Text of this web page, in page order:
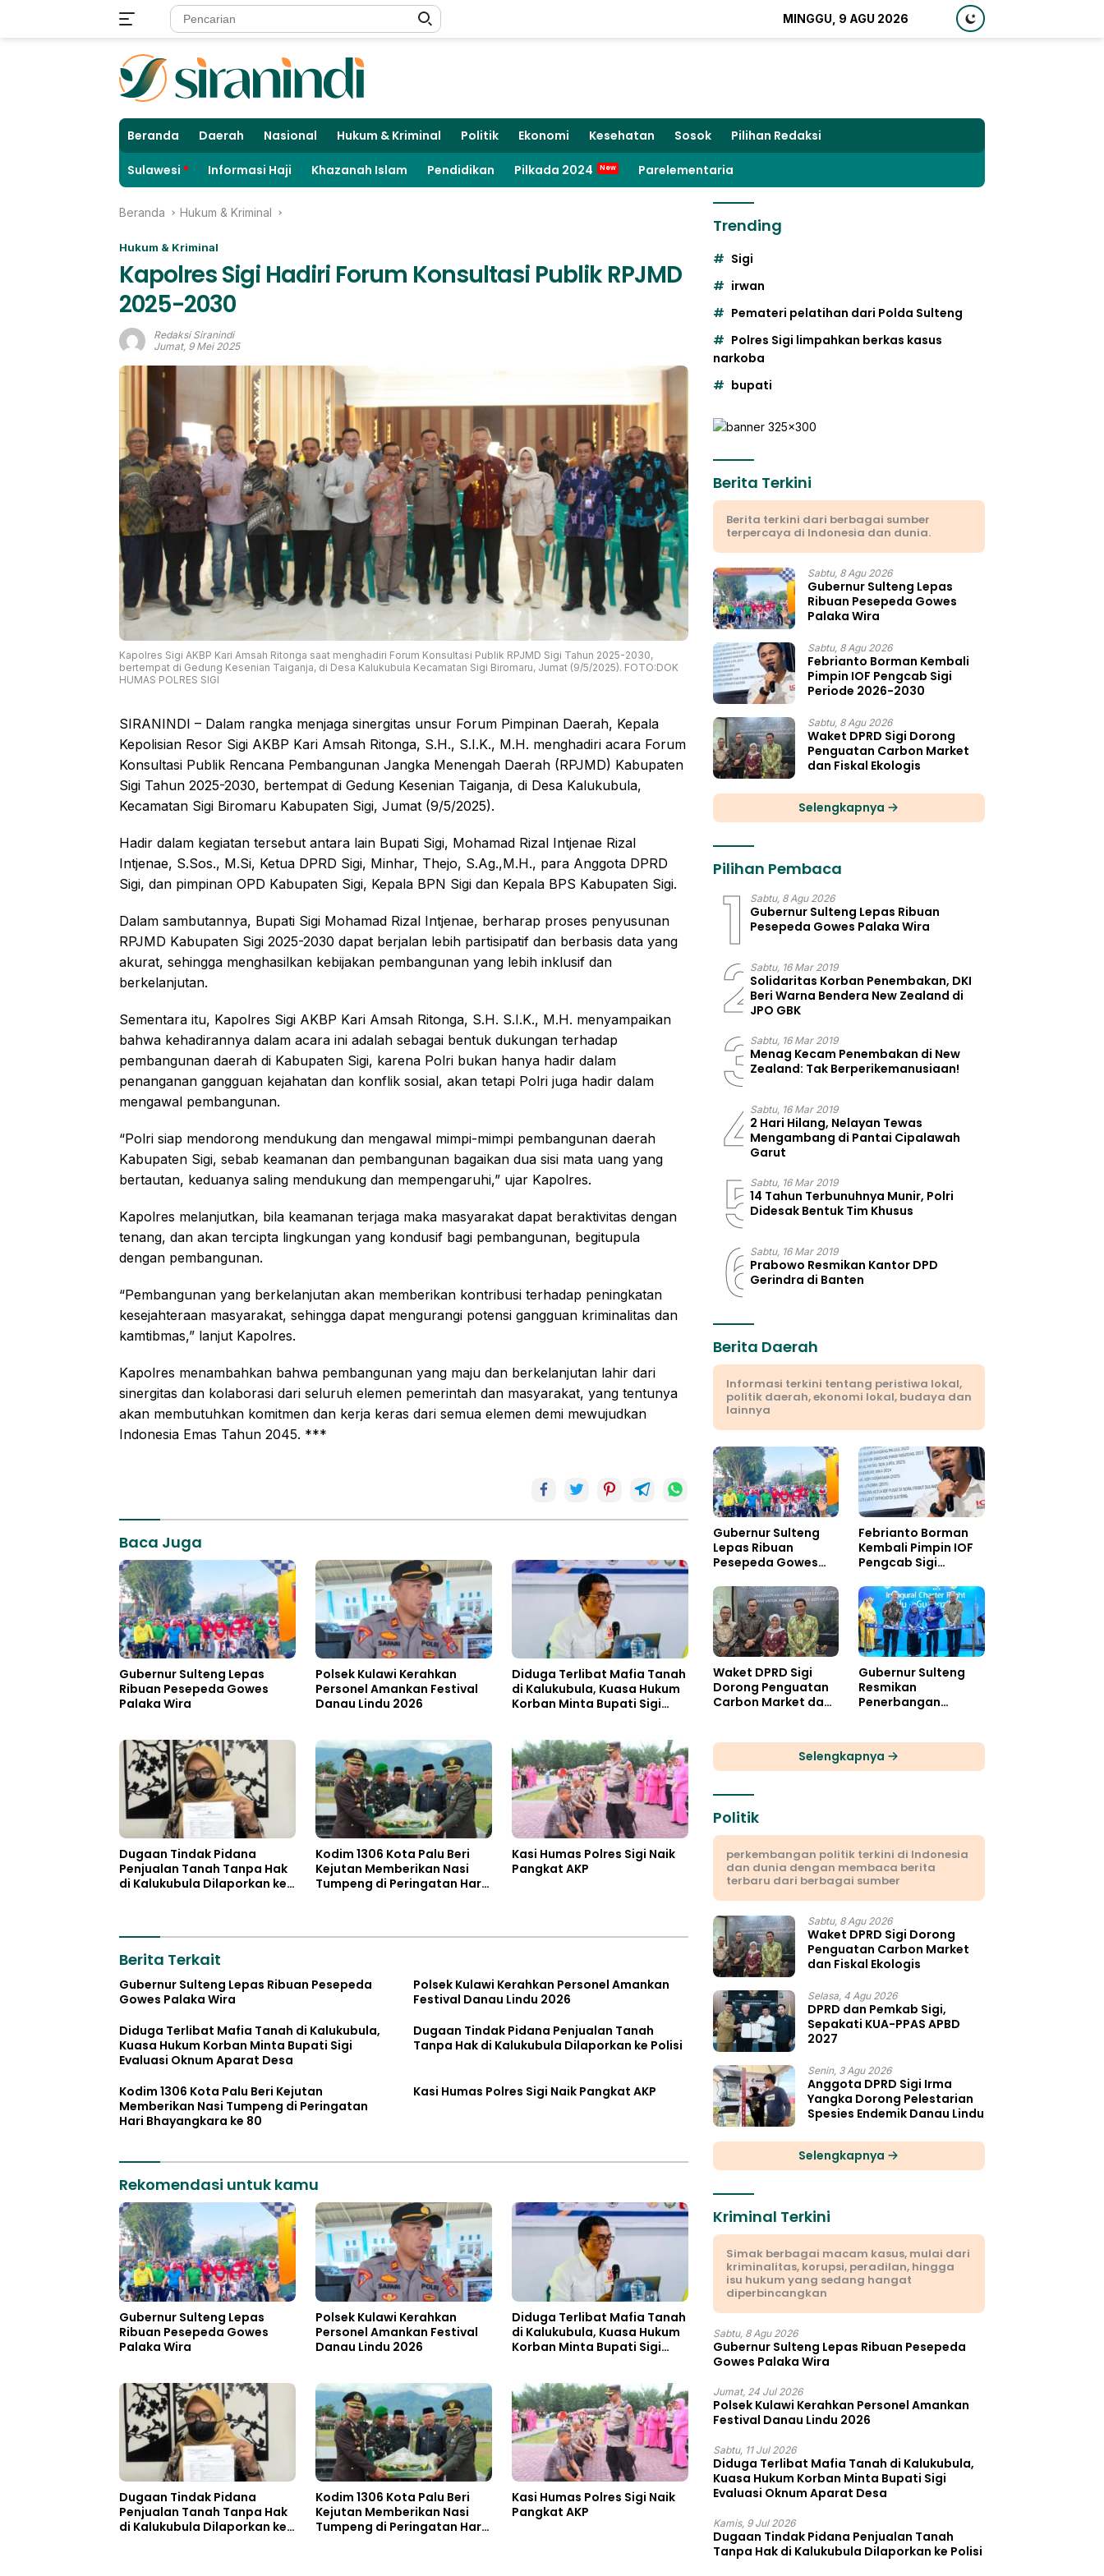
MINGGU, 9 AGU 2026
Beranda Daerah Nasional Hukum & Kriminal Politik Ekonomi Kesehatan Sosok Pilihan Redaksi
Sulawesi Informasi Haji Khazanah Islam Pendidikan Pilkada 2024 Parelementaria
Beranda Hukum & Kriminal
Hukum & Kriminal
Kapolres Sigi Hadiri Forum Konsultasi Publik RPJMD
2025-2030
Redaksi Siranindi
Jumat, 9 Mei 2025
Kapolres Sigi AKBP Kari Amsah Ritonga saat menghadiri Forum Konsultasi Publik RPJMD Sigi Tahun 2025-2030,
bertempat di Gedung Kesenian Taiganja, di Desa Kalukubula Kecamatan Sigi Biromaru, Jumat (9/5/2025). FOTO:DOK
HUMAS POLRES SIGI
SIRANINDI – Dalam rangka menjaga sinergitas unsur Forum Pimpinan Daerah, Kepala
Kepolisian Resor Sigi AKBP Kari Amsah Ritonga, S.H., S.I.K., M.H. menghadiri acara Forum
Konsultasi Publik Rencana Pembangunan Jangka Menengah Daerah (RPJMD) Kabupaten
Sigi Tahun 2025-2030, bertempat di Gedung Kesenian Taiganja, di Desa Kalukubula,
Kecamatan Sigi Biromaru Kabupaten Sigi, Jumat (9/5/2025).
Hadir dalam kegiatan tersebut antara lain Bupati Sigi, Mohamad Rizal Intjenae Rizal
Intjenae, S.Sos., M.Si, Ketua DPRD Sigi, Minhar, Thejo, S.Ag.,M.H., para Anggota DPRD
Sigi, dan pimpinan OPD Kabupaten Sigi, Kepala BPN Sigi dan Kepala BPS Kabupaten Sigi.
Dalam sambutannya, Bupati Sigi Mohamad Rizal Intjenae, berharap proses penyusunan
RPJMD Kabupaten Sigi 2025-2030 dapat berjalan lebih partisipatif dan berbasis data yang
akurat, sehingga menghasilkan kebijakan pembangunan yang lebih inklusif dan
berkelanjutan.
Sementara itu, Kapolres Sigi AKBP Kari Amsah Ritonga, S.H. S.I.K., M.H. menyampaikan
bahwa kehadirannya dalam acara ini adalah sebagai bentuk dukungan terhadap
pembangunan daerah di Kabupaten Sigi, karena Polri bukan hanya hadir dalam
penanganan gangguan kejahatan dan konflik sosial, akan tetapi Polri juga hadir dalam
mengawal pembangunan.
“Polri siap mendorong mendukung dan mengawal mimpi-mimpi pembangunan daerah
Kabupaten Sigi, sebab keamanan dan pembangunan bagaikan dua sisi mata uang yang
bertautan, keduanya saling mendukung dan mempengaruhi,” ujar Kapolres.
Kapolres melanjutkan, bila keamanan terjaga maka masyarakat dapat beraktivitas dengan
tenang, dan akan tercipta lingkungan yang kondusif bagi pembangunan, begitupula
dengan pembangunan.
“Pembangunan yang berkelanjutan akan memberikan kontribusi terhadap peningkatan
kesejahteraan masyarakat, sehingga dapat mengurangi potensi gangguan kriminalitas dan
kamtibmas,” lanjut Kapolres.
Kapolres menambahkan bahwa pembangunan yang maju dan berkelanjutan lahir dari
sinergitas dan kolaborasi dari seluruh elemen pemerintah dan masyarakat, yang tentunya
akan membutuhkan komitmen dan kerja keras dari semua elemen demi mewujudkan
Indonesia Emas Tahun 2045. ***
Baca Juga
Gubernur Sulteng Lepas
Ribuan Pesepeda Gowes
Palaka Wira
Polsek Kulawi Kerahkan
Personel Amankan Festival
Danau Lindu 2026
Diduga Terlibat Mafia Tanah
di Kalukubula, Kuasa Hukum
Korban Minta Bupati Sigi
Dugaan Tindak Pidana
Penjualan Tanah Tanpa Hak
di Kalukubula Dilaporkan ke
Kodim 1306 Kota Palu Beri
Kejutan Memberikan Nasi
Tumpeng di Peringatan Hari
Kasi Humas Polres Sigi Naik
Pangkat AKP
Berita Terkait
Gubernur Sulteng Lepas Ribuan Pesepeda
Gowes Palaka Wira
Polsek Kulawi Kerahkan Personel Amankan
Festival Danau Lindu 2026
Diduga Terlibat Mafia Tanah di Kalukubula,
Kuasa Hukum Korban Minta Bupati Sigi
Evaluasi Oknum Aparat Desa
Dugaan Tindak Pidana Penjualan Tanah
Tanpa Hak di Kalukubula Dilaporkan ke Polisi
Kodim 1306 Kota Palu Beri Kejutan
Memberikan Nasi Tumpeng di Peringatan
Hari Bhayangkara ke 80
Kasi Humas Polres Sigi Naik Pangkat AKP
Rekomendasi untuk kamu
Gubernur Sulteng Lepas
Ribuan Pesepeda Gowes
Palaka Wira
Polsek Kulawi Kerahkan
Personel Amankan Festival
Danau Lindu 2026
Diduga Terlibat Mafia Tanah
di Kalukubula, Kuasa Hukum
Korban Minta Bupati Sigi
Dugaan Tindak Pidana
Penjualan Tanah Tanpa Hak
di Kalukubula Dilaporkan ke
Kodim 1306 Kota Palu Beri
Kejutan Memberikan Nasi
Tumpeng di Peringatan Hari
Kasi Humas Polres Sigi Naik
Pangkat AKP
Trending
Sigi
irwan
Pemateri pelatihan dari Polda Sulteng
Polres Sigi limpahkan berkas kasus
narkoba
bupati
Berita Terkini
Berita terkini dari berbagai sumber
terpercaya di Indonesia dan dunia.
Sabtu, 8 Agu 2026
Gubernur Sulteng Lepas
Ribuan Pesepeda Gowes
Palaka Wira
Sabtu, 8 Agu 2026
Febrianto Borman Kembali
Pimpin IOF Pengcab Sigi
Periode 2026-2030
Sabtu, 8 Agu 2026
Waket DPRD Sigi Dorong
Penguatan Carbon Market
dan Fiskal Ekologis
Selengkapnya
Pilihan Pembaca
1 Sabtu, 8 Agu 2026
Gubernur Sulteng Lepas Ribuan
Pesepeda Gowes Palaka Wira
2Sabtu, 16 Mar 2019
Solidaritas Korban Penembakan, DKI
Beri Warna Bendera New Zealand di
JPO GBK
3Sabtu, 16 Mar 2019
Menag Kecam Penembakan di New
Zealand: Tak Berperikemanusiaan!
4Sabtu, 16 Mar 2019
2 Hari Hilang, Nelayan Tewas
Mengambang di Pantai Cipalawah
Garut
5Sabtu, 16 Mar 2019
14 Tahun Terbunuhnya Munir, Polri
Didesak Bentuk Tim Khusus
6Sabtu, 16 Mar 2019
Prabowo Resmikan Kantor DPD
Gerindra di Banten
Berita Daerah
Informasi terkini tentang peristiwa lokal,
politik daerah, ekonomi lokal, budaya dan
lainnya
Gubernur Sulteng
Lepas Ribuan
Pesepeda Gowes
Febrianto Borman
Kembali Pimpin IOF
Pengcab Sigi
Waket DPRD Sigi
Dorong Penguatan
Carbon Market dan
Gubernur Sulteng
Resmikan
Penerbangan
Guangzhou
Selengkapnya
Politik
perkembangan politik terkini di Indonesia
dan dunia dengan membaca berita
terbaru dari berbagai sumber
Sabtu, 8 Agu 2026
Waket DPRD Sigi Dorong
Penguatan Carbon Market
dan Fiskal Ekologis
Selasa, 4 Agu 2026
DPRD dan Pemkab Sigi,
Sepakati KUA-PPAS APBD
2027
Senin, 3 Agu 2026
Anggota DPRD Sigi Irma
Yangka Dorong Pelestarian
Spesies Endemik Danau Lindu
Selengkapnya
Kriminal Terkini
Simak berbagai macam kasus, mulai dari
kriminalitas, korupsi, peradilan, hingga
isu hukum yang sedang hangat
diperbincangkan
Sabtu, 8 Agu 2026
Gubernur Sulteng Lepas Ribuan Pesepeda
Gowes Palaka Wira
Jumat, 24 Jul 2026
Polsek Kulawi Kerahkan Personel Amankan
Festival Danau Lindu 2026
Sabtu, 11 Jul 2026
Diduga Terlibat Mafia Tanah di Kalukubula,
Kuasa Hukum Korban Minta Bupati Sigi
Evaluasi Oknum Aparat Desa
Kamis, 9 Jul 2026
Dugaan Tindak Pidana Penjualan Tanah
Tanpa Hak di Kalukubula Dilaporkan ke Polisi